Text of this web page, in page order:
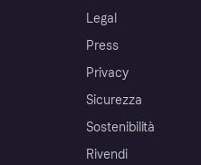
Legal
Press
Privacy
Sicurezza
Sostenibilità
Rivendi